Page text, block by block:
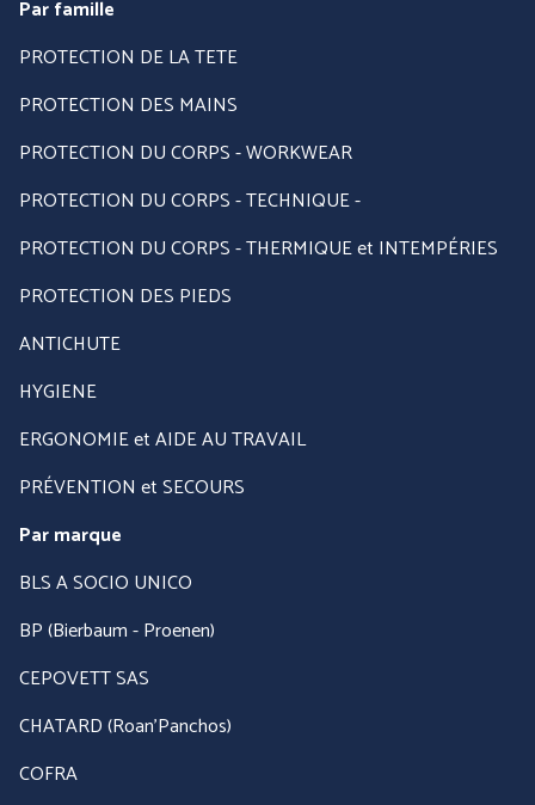
Par famille
PROTECTION DE LA TETE
PROTECTION DES MAINS
PROTECTION DU CORPS - WORKWEAR
PROTECTION DU CORPS - TECHNIQUE -
PROTECTION DU CORPS - THERMIQUE et INTEMPÉRIES
PROTECTION DES PIEDS
ANTICHUTE
HYGIENE
ERGONOMIE et AIDE AU TRAVAIL
PRÉVENTION et SECOURS
Par marque
BLS A SOCIO UNICO
BP (Bierbaum - Proenen)
CEPOVETT SAS
CHATARD (Roan'Panchos)
COFRA